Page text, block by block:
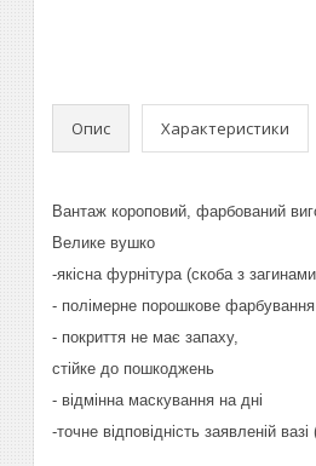
Опис Характеристики
Вантаж короповий, фарбований
Велике вушко
-якісна фурнітура (скоба з
- полімерне порошкове фарбування
- покриття не має запаху,
стійке до пошкоджень
- відмінна маскування на дні
-точне відповідність заявленій